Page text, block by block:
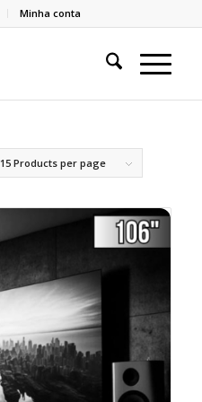
Minha conta
15 Products per page